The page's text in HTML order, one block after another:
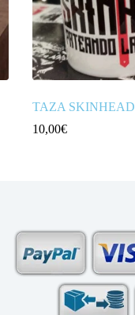
TAZA SKINHEAD
10,00€